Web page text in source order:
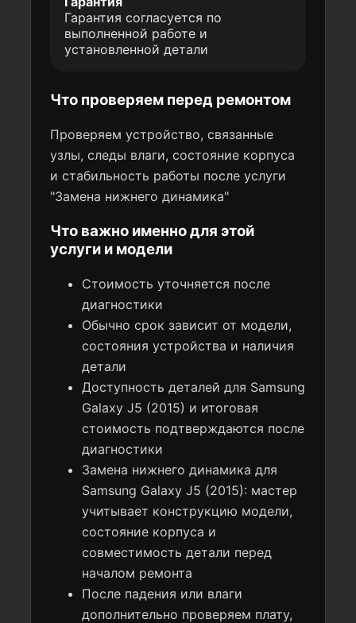
Гарантия согласуется по
выполненной работе и
установленной детали
Что проверяем перед ремонтом
Проверяем устройство, связанные
узлы, следы влаги, состояние корпуса
и стабильность работы после услуги
"Замена нижнего динамика"
Что важно именно для этой
услуги и модели
Стоимость уточняется после
диагностики
Обычно срок зависит от модели,
состояния устройства и наличия
детали
Доступность деталей для Samsung
Galaxy J5 (2015) и итоговая
стоимость подтверждаются после
диагностики
Замена нижнего динамика для
Samsung Galaxy J5 (2015): мастер
учитывает конструкцию модели,
состояние корпуса и
совместимость детали перед
началом ремонта
После падения или влаги
дополнительно проверяем плату,